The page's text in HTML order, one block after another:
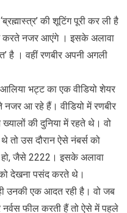
की शूटिंग पूरी कर ली है
करते नजर आएंगे । इसके अलावा
है । वहीं रणबीर अपनी अगली
भट्ट का एक वीडियो शेयर
नजर आ रहे हैं। वीडियो में रणबीर
की दुनिया में रहते थे। वो
तो उस दौरान ऐसे नंबर्स को
जैसे 2222। इसके अलावा
देखना पसंद करते थे।
उनकी एक आदत रही है। वो जब
नर्वस फील करती हैं तो ऐसे में पहले